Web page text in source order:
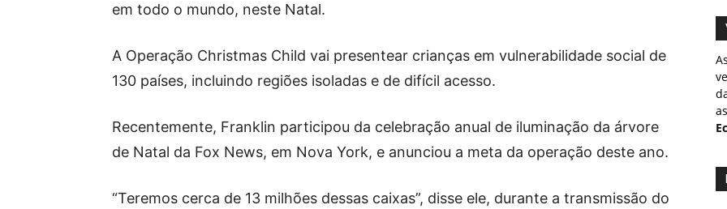
em todo o mundo, neste Natal.
A Operação Christmas Child vai presentear crianças em vulnerabilidade social de
130 países, incluindo regiões isoladas e de difícil acesso.
Recentemente, Franklin participou da celebração anual de iluminação da árvore
de Natal da Fox News, em Nova York, e anunciou a meta da operação deste ano.
“Teremos cerca de 13 milhões dessas caixas”, disse ele, durante a transmissão do